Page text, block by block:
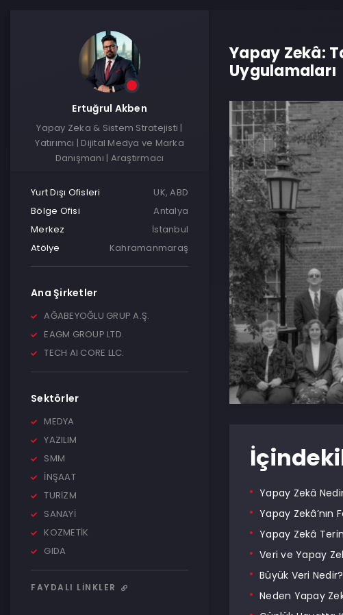
Ertuğrul Akben
Yapay Zeka & Sistem Stratejisti |
Yatırımcı | Dijital Medya ve Marka
Danışmanı | Araştırmacı
Yurt Dışı Ofisleri
UK, ABD
Bölge Ofisi
Antalya
Merkez
İstanbul
Atölye
Kahramanmaraş
Ana Şirketler
AĞABEYOĞLU GRUP A.Ş.
EAGM GROUP LTD.
TECH AI CORE LLC.
Sektörler
MEDYA
YAZILIM
SMM
İNŞAAT
TURİZM
SANAYİ
KOZMETİK
GIDA
FAYDALI LINKLER
Yapay Zekâ:
Uygulamaları
Yapay Zekâ
Yapay Zekâ’nın
Yapay Zekâ
Veri ve Yapay
Büyük Veri Nedir?
Neden Yapay